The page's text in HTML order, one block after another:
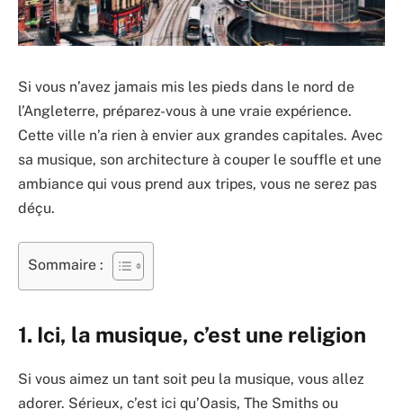
Si vous n’avez jamais mis les pieds dans le nord de
l’Angleterre, préparez-vous à une vraie expérience.
Cette ville n’a rien à envier aux grandes capitales. Avec
sa musique, son architecture à couper le souffle et une
ambiance qui vous prend aux tripes, vous ne serez pas
déçu.
Sommaire :
1. Ici, la musique, c’est une religion
Si vous aimez un tant soit peu la musique, vous allez
adorer. Sérieux, c’est ici qu’Oasis, The Smiths ou